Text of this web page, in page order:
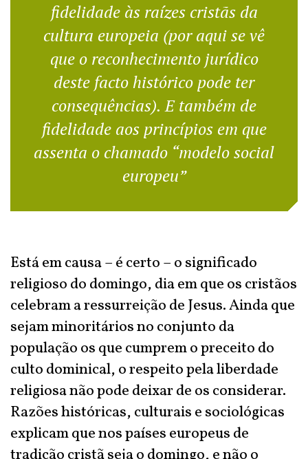
fidelidade às raízes cristãs da
cultura europeia (por aqui se vê
que o reconhecimento jurídico
deste facto histórico pode ter
consequências). E também de
fidelidade aos princípios em que
assenta o chamado “modelo social
europeu”
Está em causa – é certo – o significado
religioso do domingo, dia em que os cristãos
celebram a ressurreição de Jesus. Ainda que
sejam minoritários no conjunto da
população os que cumprem o preceito do
culto dominical, o respeito pela liberdade
religiosa não pode deixar de os considerar.
Razões históricas, culturais e sociológicas
explicam que nos países europeus de